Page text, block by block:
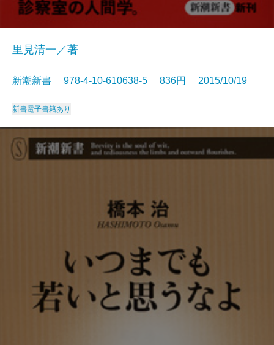
里見清一／著
新潮新書 978-4-10-610638-5 836円 2015/10/19
新書電子書籍あり